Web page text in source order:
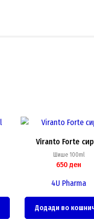
Viranto Forte
Шише 100ml
650 ден
4U Pharma
Додади во